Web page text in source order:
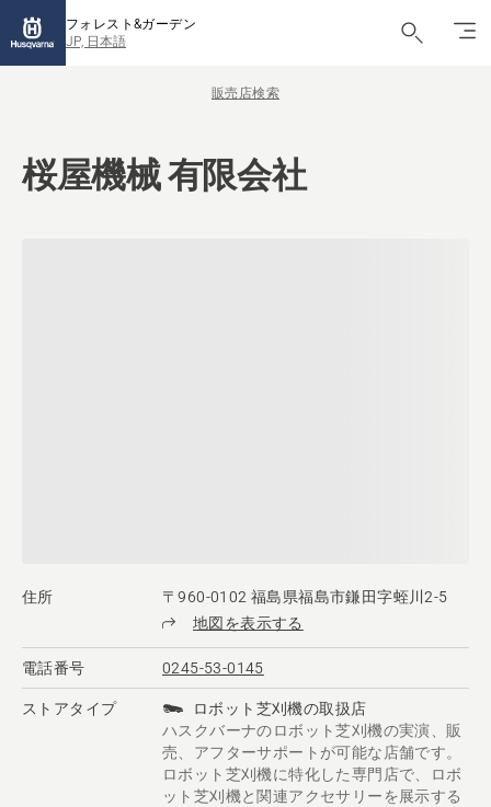
フォレスト&ガーデン
JP, 日本語
販売店検索
桜屋機械 有限会社
住所
〒960-0102 福島県福島市鎌田字蛭川2-5
地図を表示する
電話番号 0245-53-0145
ストアタイプ
ロボット芝刈機の取扱店
ハスクバーナのロボット芝刈機の実演、販
売、アフターサポートが可能な店舗です。
ロボット芝刈機に特化した専門店で、ロボ
ット芝刈機と関連アクセサリーを展示する